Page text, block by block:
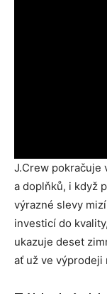
J.Crew pokračuje
a doplňků, i když
výrazné slevy
investicí do
ukazuje deset
ať už ve výprodeji